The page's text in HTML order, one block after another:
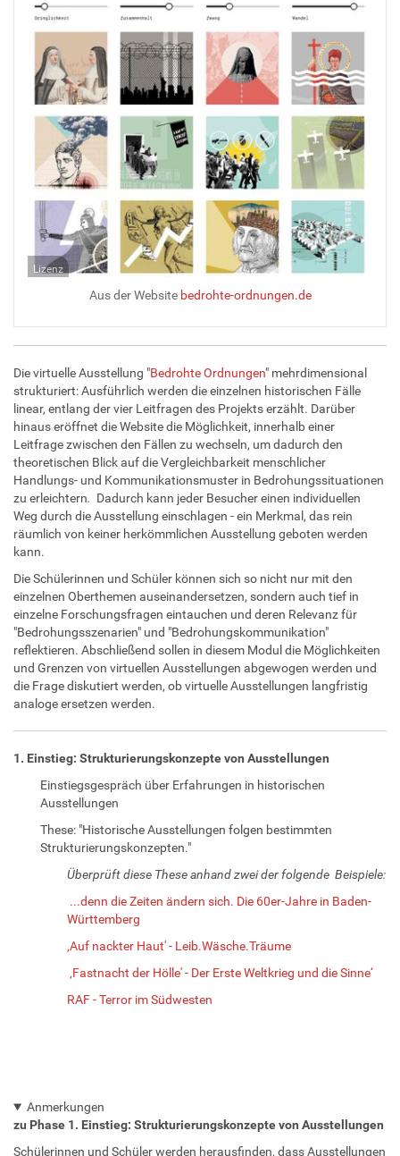
Lizenz
Aus der Website bedrohte-ordnungen.de
Die virtuelle Ausstellung "Bedrohte Ordnungen" mehrdimensional
strukturiert: Ausführlich werden die einzelnen historischen Fälle
linear, entlang der vier Leitfragen des Projekts erzählt. Darüber
hinaus eröffnet die Website die Möglichkeit, innerhalb einer
Leitfrage zwischen den Fällen zu wechseln, um dadurch den
theoretischen Blick auf die Vergleichbarkeit menschlicher
Handlungs- und Kommunikationsmuster in Bedrohungssituationen
zu erleichtern. Dadurch kann jeder Besucher einen individuellen
Weg durch die Ausstellung einschlagen - ein Merkmal, das rein
räumlich von keiner herkömmlichen Ausstellung geboten werden
kann.
Die Schülerinnen und Schüler können sich so nicht nur mit den
einzelnen Oberthemen auseinandersetzen, sondern auch tief in
einzelne Forschungsfragen eintauchen und deren Relevanz für
"Bedrohungsszenarien" und "Bedrohungskommunikation"
reflektieren. Abschließend sollen in diesem Modul die Möglichkeiten
und Grenzen von virtuellen Ausstellungen abgewogen werden und
die Frage diskutiert werden, ob virtuelle Ausstellungen langfristig
analoge ersetzen werden.
1. Einstieg: Strukturierungskonzepte von Ausstellungen
Einstiegsgespräch über Erfahrungen in historischen
Ausstellungen
These: "Historische Ausstellungen folgen bestimmten
Strukturierungskonzepten."
Überprüft diese These anhand zwei der folgende Beispiele:
...denn die Zeiten ändern sich. Die 60er-Jahre in Baden-
Württemberg
‚Auf nackter Haut' - Leib.Wäsche.Träume
‚Fastnacht der Hölle' - Der Erste Weltkrieg und die Sinne‘
RAF - Terror im Südwesten
Anmerkungen
zu Phase 1. Einstieg: Strukturierungskonzepte von Ausstellungen
Schülerinnen und Schüler werden herausfinden, dass Ausstellungen